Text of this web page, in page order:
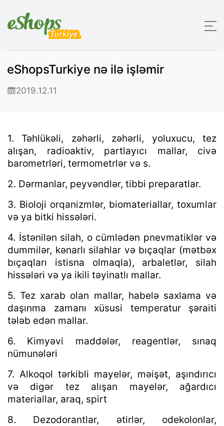
eShopsTurkiye nə ilə işləmir
2019.12.11
1. Təhlükəli, zəhərli, zəhərli, yoluxucu, tez
alışan, radioaktiv, partlayıcı mallar, civə
barometrləri, termometrlər və s.
2. Dərmanlar, peyvəndlər, tibbi preparatlar.
3. Bioloji orqanizmlər, biomateriallar, toxumlar
və ya bitki hissələri.
4. İstənilən silah, o cümlədən pnevmatiklər və
dummilər, kənarlı silahlar və bıçaqlar (mətbəx
bıçaqları istisna olmaqla), arbaletlər, silah
hissələri və ya ikili təyinatlı mallar.
5. Tez xarab olan mallar, habelə saxlama və
daşınma zamanı xüsusi temperatur şəraiti
tələb edən mallar.
6. Kimyəvi maddələr, reagentlər, sınaq
nümunələri
7. Alkoqol tərkibli mayelər, məişət, aşındırıcı
və digər tez alışan mayelər, ağardıcı
materiallar, araq, spirt
8. Dezodorantlar, ətirlər, odekolonlar,